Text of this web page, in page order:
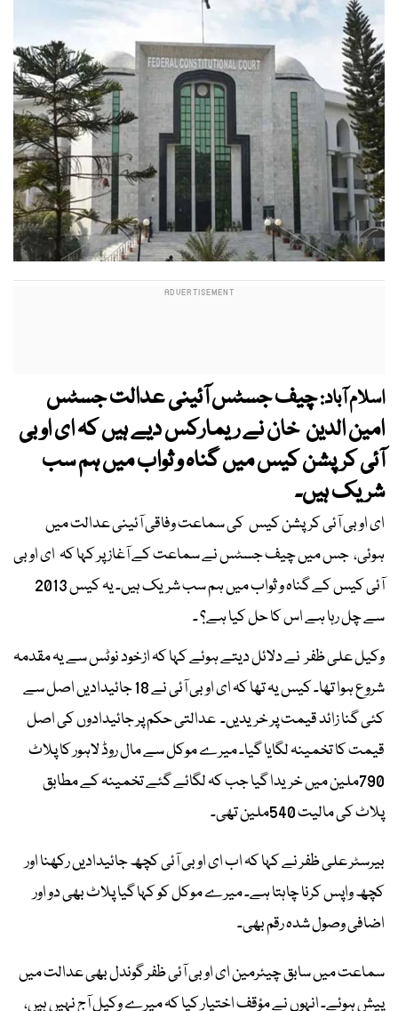
اسلام آباد:چیف جسٹس آئینی عدالت جسٹس
امین الدین خان نے ریمارکس دیے ہیں کہ ای او بی
آئی کرپشن کیس میں گناہ و ثواب میں ہم سب
شریک ہیں۔
ای او بی آئی کرپشن کیس کی سماعت وفاقی آئینی عدالت میں
ہوئی، جس میں چیف جسٹس نے سماعت کے آغاز پر کہا کہ ای او بی
آئی کیس کے گناہ و ثواب میں ہم سب شریک ہیں۔ یہ کیس 2013
سے چل رہا ہے اس کا حل کیا ہے؟ ۔
وکیل علی ظفر نے دلائل دیتے ہوئے کہا کہ ازخود نوٹس سے یہ مقدمہ
شروع ہوا تھا۔ کیس یہ تھا کہ ای او بی آئی نے 18 جائیدادیں اصل سے
کئی گنا زائد قیمت پر خریدیں۔ عدالتی حکم پر جائیدادوں کی اصل
قیمت کا تخمینہ لگایا گیا۔ میرے موکل سے مال روڈ لاہور کا پلاٹ
790ملین میں خریدا گیا جب کہ لگائے گئے تخمینہ کے مطابق
پلاٹ کی مالیت 540ملین تھی۔
بیرسٹر علی ظفر نے کہا کہ اب ای او بی آئی کچھ جائیدادیں رکھنا اور
کچھ واپس کرنا چاہتا ہے۔ میرے موکل کو کہا گیا پلاٹ بھی دو اور
اضافی وصول شدہ رقم بھی۔
سماعت میں سابق چیئرمین ای او بی آئی ظفر گوندل بھی عدالت میں
پیش ہوئے۔ انہوں نے مؤقف اختیار کیا کہ میرے وکیل آج نہیں ہیں،